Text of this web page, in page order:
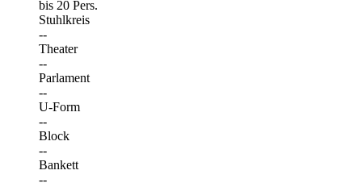
bis 20 Pers.
Stuhlkreis
--
Theater
--
Parlament
--
U-Form
--
Block
--
Bankett
--